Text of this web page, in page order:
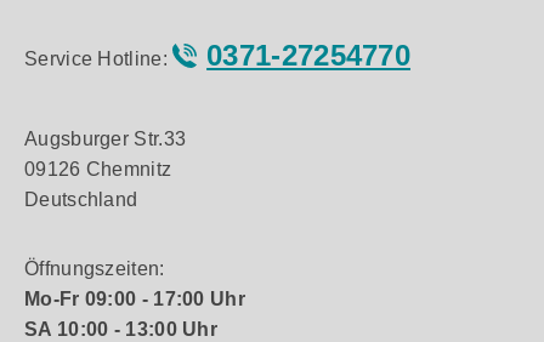
Service Hotline: 0371-27254770
Augsburger Str.33
09126 Chemnitz
Deutschland
Öffnungszeiten:
Mo-Fr 09:00 - 17:00 Uhr
SA 10:00 - 13:00 Uhr